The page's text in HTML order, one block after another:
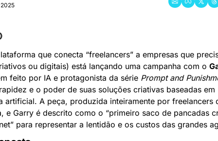
que conecta “freelancers” a empresas que
ou digitais) está lançando uma campanha com o
feito por IA e protagonista da série Prompt and
e o poder de suas soluções criativas baseadas em
artificial. A peça, produzida inteiramente por freelancers
e Garry é descrito como o “primeiro saco de pancadas
para representar a lentidão e os custos das grandes